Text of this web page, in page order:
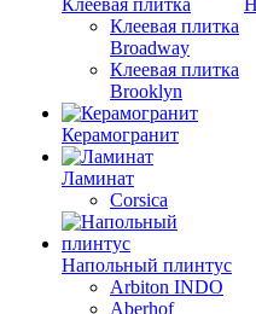
Клеевая плитка
Клеевая плитка
Broadway
Клеевая плитка
Brooklyn
Керамогранит
Ламинат
Corsica
Напольный плинтус
Arbiton INDO
Aberhof